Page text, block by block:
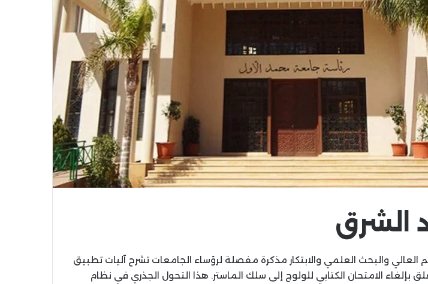
الشرق
العالي والبحث العلمي والابتكار مذكرة مفصلة لرؤساء الجامعات تشرح آليات تطبيق
بإلغاء الامتحان الكتابي للولوج إلى سلك الماستر. هذا التحول الجذري في نظام